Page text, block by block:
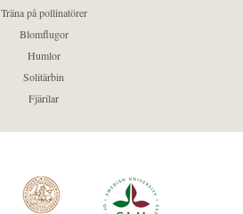
Träna på pollinatörer
Blomflugor
Humlor
Solitärbin
Fjärilar